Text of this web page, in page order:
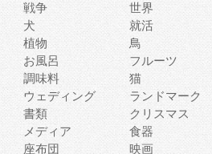
戦争 世界
犬 就活
植物 鳥
お風呂 フルーツ
調味料 猫
ウェディング ランドマーク
書類 クリスマス
メディア 食器
座布団 映画